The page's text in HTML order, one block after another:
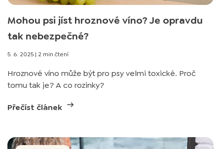
Mohou psi jíst hroznové víno? Je opravdu
tak nebezpečné?
5. 6. 2025 | 2 min čtení
Hroznové víno může být pro psy velmi toxické. Proč
tomu tak je? A co rozinky?
Přečíst článek